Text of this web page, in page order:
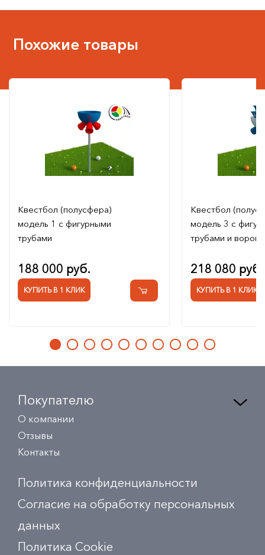
Похожие товары
Квестбол (полусфера)
модель 1 с фигурными
трубами
188 000 руб.
КУПИТЬ В 1 КЛИК
Квестбол
модель 3 с
трубами и
218 080 руб.
КУПИТЬ В 1 КЛИК
Покупателю
О компании
Отзывы
Контакты
Политика конфиденциальности
Согласие на обработку персональных
данных
Политика Сookie